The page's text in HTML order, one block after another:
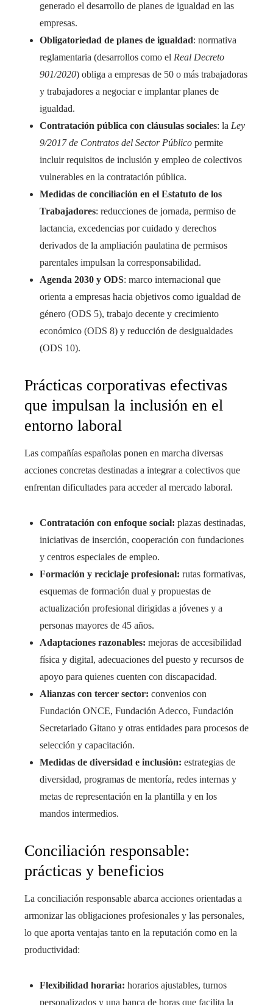
generado el desarrollo de planes de igualdad en las
empresas.
Obligatoriedad de planes de igualdad: normativa
reglamentaria (desarrollos como el Real Decreto
901/2020) obliga a empresas de 50 o más trabajadoras
y trabajadores a negociar e implantar planes de
igualdad.
Contratación pública con cláusulas sociales: la Ley
9/2017 de Contratos del Sector Público permite
incluir requisitos de inclusión y empleo de colectivos
vulnerables en la contratación pública.
Medidas de conciliación en el Estatuto de los
Trabajadores: reducciones de jornada, permiso de
lactancia, excedencias por cuidado y derechos
derivados de la ampliación paulatina de permisos
parentales impulsan la corresponsabilidad.
Agenda 2030 y ODS: marco internacional que
orienta a empresas hacia objetivos como igualdad de
género (ODS 5), trabajo decente y crecimiento
económico (ODS 8) y reducción de desigualdades
(ODS 10).
Prácticas corporativas efectivas
que impulsan la inclusión en el
entorno laboral
Las compañías españolas ponen en marcha diversas
acciones concretas destinadas a integrar a colectivos que
enfrentan dificultades para acceder al mercado laboral.
Contratación con enfoque social: plazas destinadas,
iniciativas de inserción, cooperación con fundaciones
y centros especiales de empleo.
Formación y reciclaje profesional: rutas formativas,
esquemas de formación dual y propuestas de
actualización profesional dirigidas a jóvenes y a
personas mayores de 45 años.
Adaptaciones razonables: mejoras de accesibilidad
física y digital, adecuaciones del puesto y recursos de
apoyo para quienes cuenten con discapacidad.
Alianzas con tercer sector: convenios con
Fundación ONCE, Fundación Adecco, Fundación
Secretariado Gitano y otras entidades para procesos de
selección y capacitación.
Medidas de diversidad e inclusión: estrategias de
diversidad, programas de mentoría, redes internas y
metas de representación en la plantilla y en los
mandos intermedios.
Conciliación responsable:
prácticas y beneficios
La conciliación responsable abarca acciones orientadas a
armonizar las obligaciones profesionales y las personales,
lo que aporta ventajas tanto en la reputación como en la
productividad:
Flexibilidad horaria: horarios ajustables, turnos
personalizados y una banca de horas que facilita la